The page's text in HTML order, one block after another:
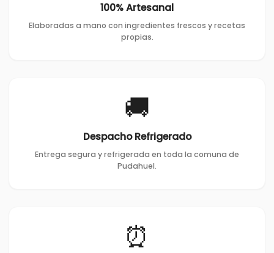
100% Artesanal
Elaboradas a mano con ingredientes frescos y recetas
propias.
🚚
Despacho Refrigerado
Entrega segura y refrigerada en toda la comuna de
Pudahuel.
⏰